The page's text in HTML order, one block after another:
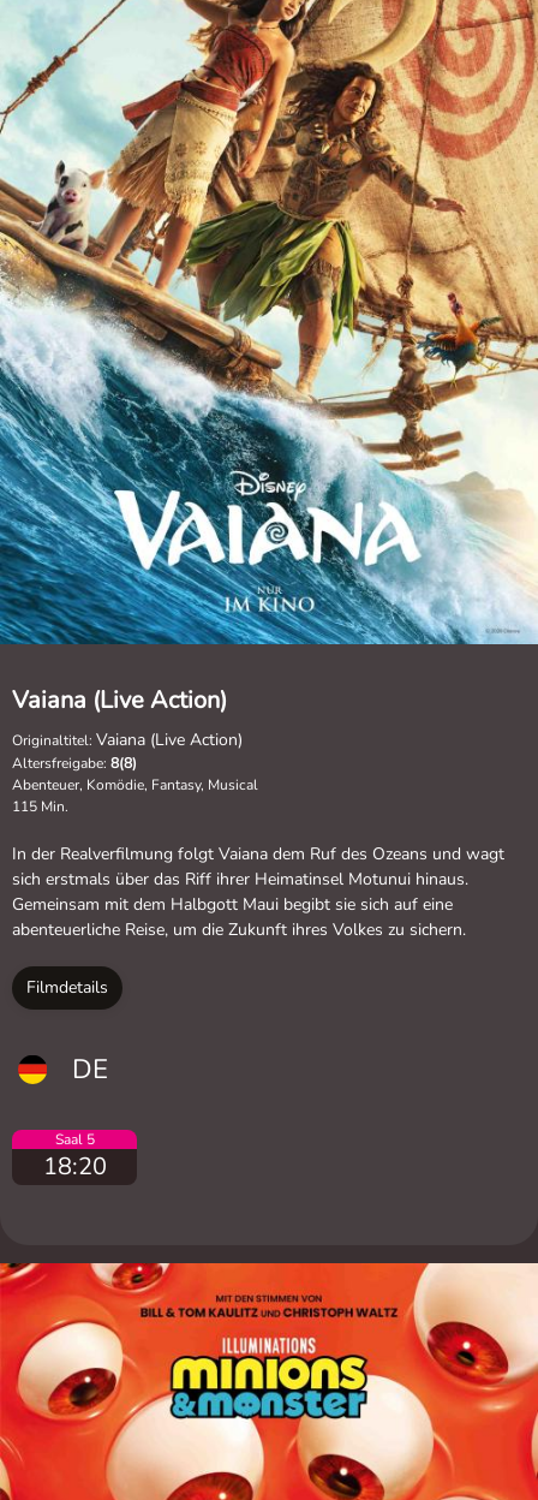
Vaiana (Live Action)
Originaltitel: Vaiana (Live Action)
Altersfreigabe: 8(8)
Abenteuer, Komödie, Fantasy, Musical
115 Min.
In der Realverfilmung folgt Vaiana dem Ruf des Ozeans und wagt
sich erstmals über das Riff ihrer Heimatinsel Motunui hinaus.
Gemeinsam mit dem Halbgott Maui begibt sie sich auf eine
abenteuerliche Reise, um die Zukunft ihres Volkes zu sichern.
Filmdetails
DE
Saal 5
18:20